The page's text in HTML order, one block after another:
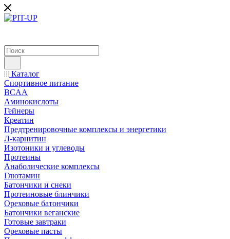
Каталог
Спортивное питание
BCAA
Аминокислоты
Гейнеры
Креатин
Предтренировочные комплексы и энергетики
Л-карнитин
Изотоники и углеводы
Протеины
Анаболические комплексы
Глютамин
Батончики и снеки
Протеиновые блинчики
Ореховые батончики
Батончики веганские
Готовые завтраки
Ореховые пасты